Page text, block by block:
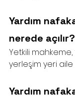
Yardım
nerede açılır?
Yetkili
yerleşim yeri
Yardım